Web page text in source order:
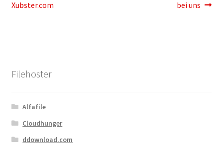
Versandinfos
Widerrufsbelehrung
Beitrag:
Xubster.com
bei uns
Filehoster
Alfafile
Cloudhunger
ddownload.com